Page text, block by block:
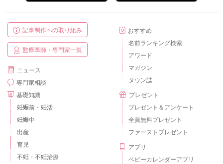
記事制作への取り組み
監修医師・専門家一覧
ニュース
専門家相談
基礎知識
妊娠前・妊活
妊娠中
出産
育児
不妊・不妊治療
おすすめ
名前ランキング検索
アワード
マガジン
タウン誌
プレゼント
プレゼント＆アンケート
全員無料プレゼント
ファーストプレゼント
アプリ
ベビーカレンダーアプリ